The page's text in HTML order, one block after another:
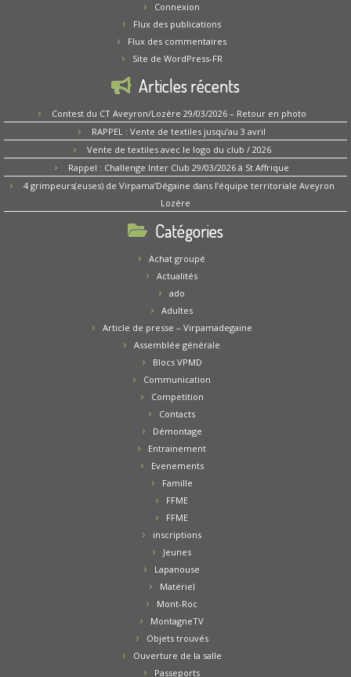
Connexion
Flux des publications
Flux des commentaires
Site de WordPress-FR
Articles récents
Contest du CT Aveyron/Lozère 29/03/2026 – Retour en photo
RAPPEL : Vente de textiles jusqu’au 3 avril
Vente de textiles avec le logo du club / 2026
Rappel : Challenge Inter Club 29/03/2026 à St Affrique
4 grimpeurs(euses) de Virpama’Dégaine dans l’équipe territoriale Aveyron
Lozère
Catégories
Achat groupé
Actualités
ado
Adultes
Article de presse – Virpamadegaine
Assemblée générale
Blocs VPMD
Communication
Competition
Contacts
Démontage
Entrainement
Evenements
Famille
FFME
FFME
inscriptions
Jeunes
Lapanouse
Matériel
Mont-Roc
MontagneTV
Objets trouvés
Ouverture de la salle
Passeports